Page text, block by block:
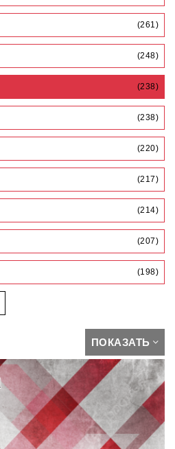
(261)
(248)
(238)
(238)
(220)
(217)
(214)
(207)
(198)
ПОКАЗАТЬ